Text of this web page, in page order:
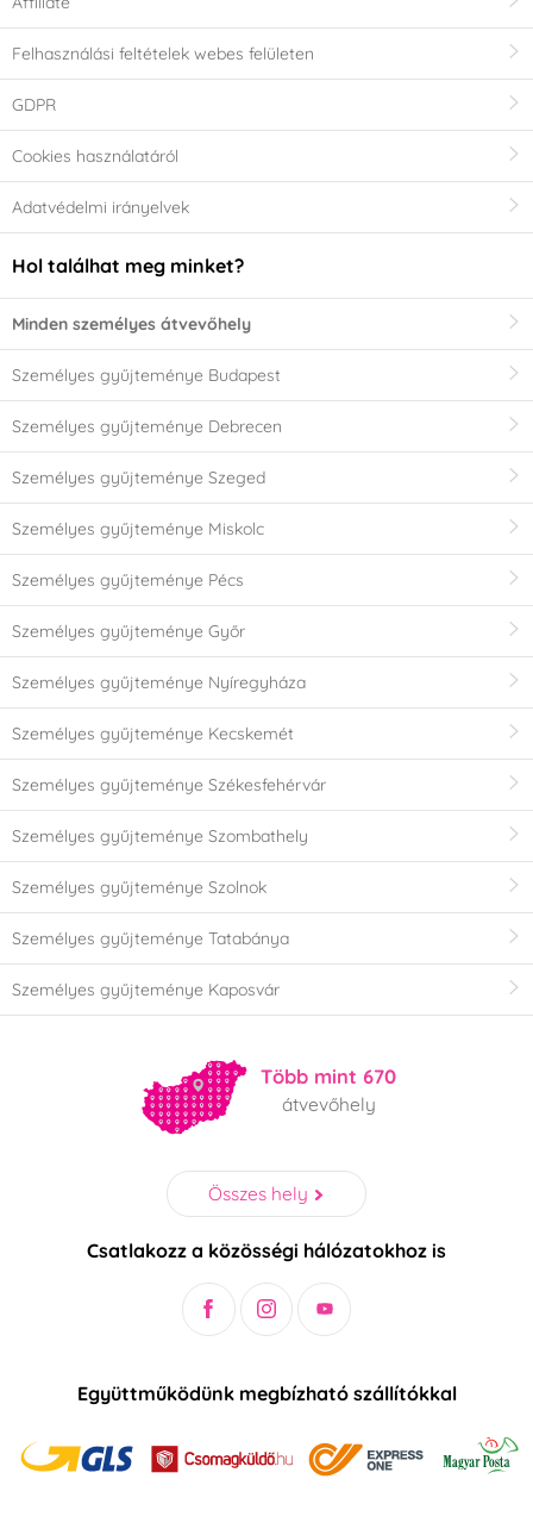
Felhasználási feltételek webes felületen
GDPR
Cookies használatáról
Adatvédelmi irányelvek
Hol találhat meg minket?
Minden személyes átvevőhely
Személyes gyűjteménye Budapest
Személyes gyűjteménye Debrecen
Személyes gyűjteménye Szeged
Személyes gyűjteménye Miskolc
Személyes gyűjteménye Pécs
Személyes gyűjteménye Győr
Személyes gyűjteménye Nyíregyháza
Személyes gyűjteménye Kecskemét
Személyes gyűjteménye Székesfehérvár
Személyes gyűjteménye Szombathely
Személyes gyűjteménye Szolnok
Személyes gyűjteménye Tatabánya
Személyes gyűjteménye Kaposvár
Több mint 670
átvevőhely
Összes hely
Csatlakozz a közösségi hálózatokhoz is
Együttműködünk megbízható szállítókkal